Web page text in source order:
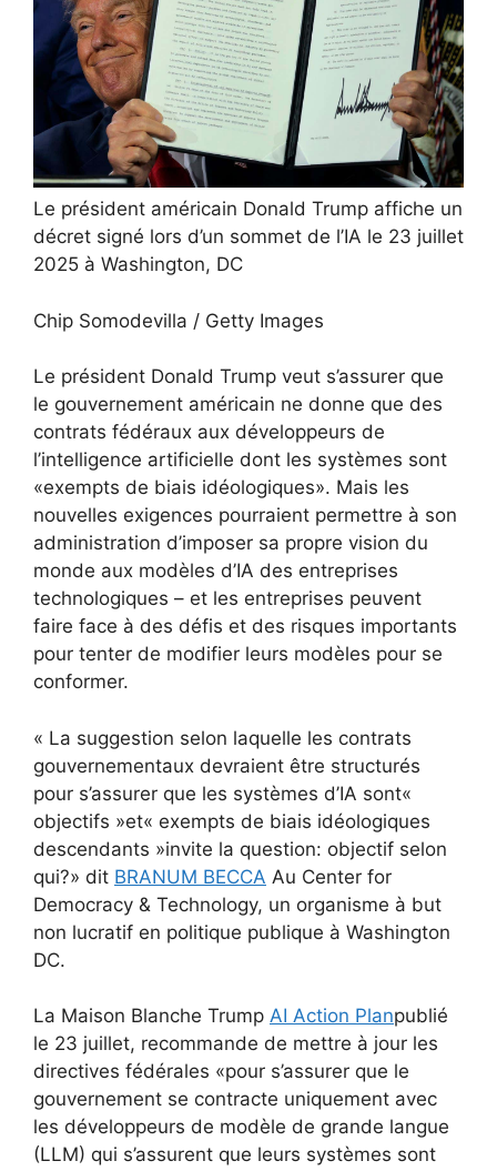
Le président américain Donald Trump affiche un
décret signé lors d’un sommet de l’IA le 23 juillet
2025 à Washington, DC
Chip Somodevilla / Getty Images
Le président Donald Trump veut s’assurer que
le gouvernement américain ne donne que des
contrats fédéraux aux développeurs de
l’intelligence artificielle dont les systèmes sont
«exempts de biais idéologiques». Mais les
nouvelles exigences pourraient permettre à son
administration d’imposer sa propre vision du
monde aux modèles d’IA des entreprises
technologiques – et les entreprises peuvent
faire face à des défis et des risques importants
pour tenter de modifier leurs modèles pour se
conformer.
« La suggestion selon laquelle les contrats
gouvernementaux devraient être structurés
pour s’assurer que les systèmes d’IA sont«
objectifs »et« exempts de biais idéologiques
descendants »invite la question: objectif selon
qui?» dit BRANUM BECCA Au Center for
Democracy & Technology, un organisme à but
non lucratif en politique publique à Washington
DC.
La Maison Blanche Trump AI Action Planpublié
le 23 juillet, recommande de mettre à jour les
directives fédérales «pour s’assurer que le
gouvernement se contracte uniquement avec
les développeurs de modèle de grande langue
(LLM) qui s’assurent que leurs systèmes sont